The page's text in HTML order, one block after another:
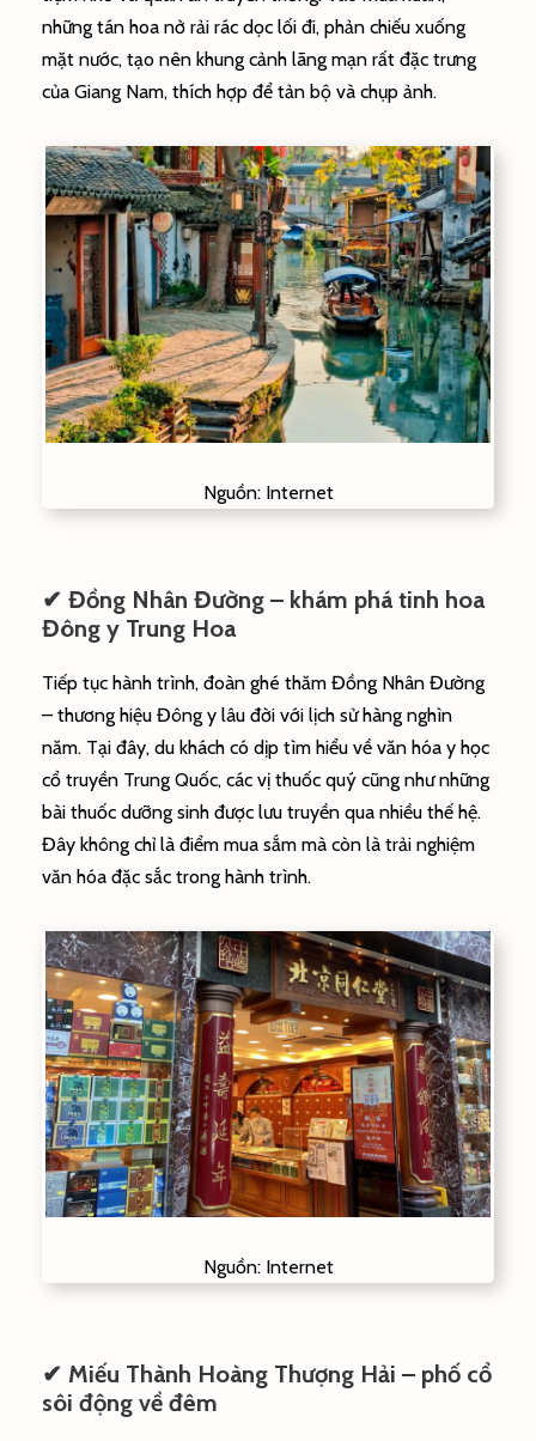
những tán hoa nở rải rác dọc lối đi, phản chiếu xuống
mặt nước, tạo nên khung cảnh lãng mạn rất đặc trưng
của Giang Nam, thích hợp để tản bộ và chụp ảnh.
Nguồn: Internet
✔ Đồng Nhân Đường – khám phá tinh hoa
Đông y Trung Hoa
Tiếp tục hành trình, đoàn ghé thăm Đồng Nhân Đường
– thương hiệu Đông y lâu đời với lịch sử hàng nghìn
năm. Tại đây, du khách có dịp tìm hiểu về văn hóa y học
cổ truyền Trung Quốc, các vị thuốc quý cũng như những
bài thuốc dưỡng sinh được lưu truyền qua nhiều thế hệ.
Đây không chỉ là điểm mua sắm mà còn là trải nghiệm
văn hóa đặc sắc trong hành trình.
Nguồn: Internet
✔ Miếu Thành Hoàng Thượng Hải – phố cổ
sôi động về đêm